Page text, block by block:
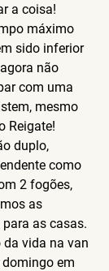
a coisa!
máximo
sido inferior
não
com uma
mesmo
Reigate!
duplo,
como
2 fogões,
as
as casas.
da vida na van
em